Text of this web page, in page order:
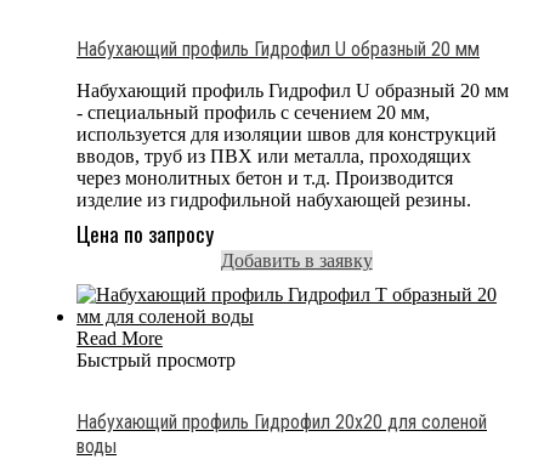
Набухающий профиль Гидрофил U образный 20 мм
Набухающий профиль Гидрофил U образный 20 мм
- специальный профиль с сечением 20 мм,
используется для изоляции швов для конструкций
вводов, труб из ПВХ или металла, проходящих
через монолитных бетон и т.д. Производится
изделие из гидрофильной набухающей резины.
Цена по запросу
Добавить в заявку
Read More
Быстрый просмотр
Набухающий профиль Гидрофил 20х20 для соленой
воды